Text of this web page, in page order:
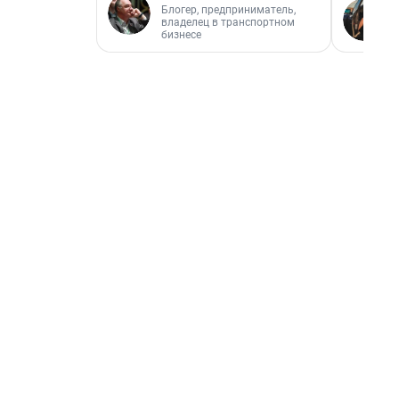
Блогер, предприниматель,
владелец в транспортном
бизнесе